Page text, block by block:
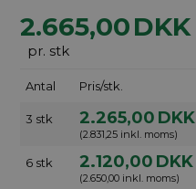
2.665,00DKK
pr. stk
Antal Pris/stk.
3 stk 2.265,00 DKK
(2.831,25 inkl. moms)
6 stk 2.120,00 DKK
(2.650,00 inkl. moms)